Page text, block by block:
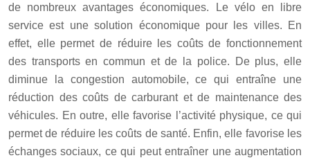
de nombreux avantages économiques. Le vélo en libre
service est une solution économique pour les villes. En
effet, elle permet de réduire les coûts de fonctionnement
des transports en commun et de la police. De plus, elle
diminue la congestion automobile, ce qui entraîne une
réduction des coûts de carburant et de maintenance des
véhicules. En outre, elle favorise l’activité physique, ce qui
permet de réduire les coûts de santé. Enfin, elle favorise les
échanges sociaux, ce qui peut entraîner une augmentation